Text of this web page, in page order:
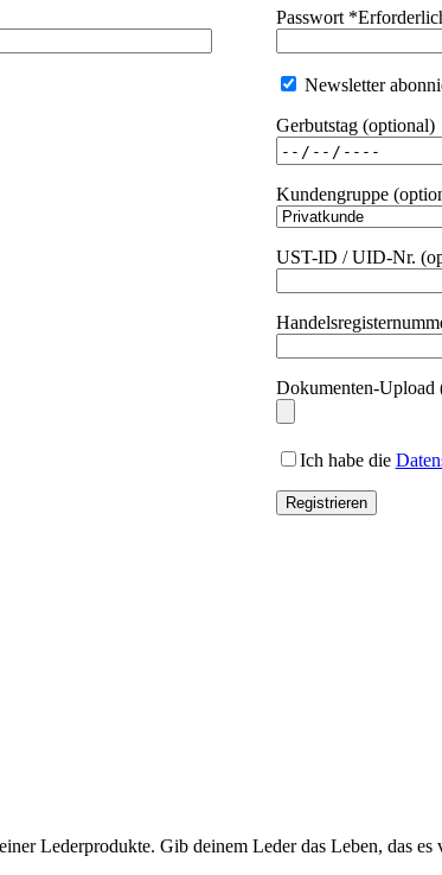
Passwort *
Newsletter
Gerbutstag (optional)
Kundengruppe
UST-ID / UID-Nr.
Dokumenten-Upload
Ich habe die
Registrieren
Lederprodukte. Gib deinem Leder das Leben, das es